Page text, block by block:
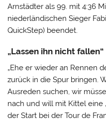
Arnstädter als 99. mit 4:36
niederländischen Sieger
QuickStep) beendet.
„Lassen ihn nicht fallen“
„Ehe er wieder an Rennen
zurück in die Spur bringen.
Ausreden suchen, wir
nach und will mit Kittel eine
der Start bei der Tour de